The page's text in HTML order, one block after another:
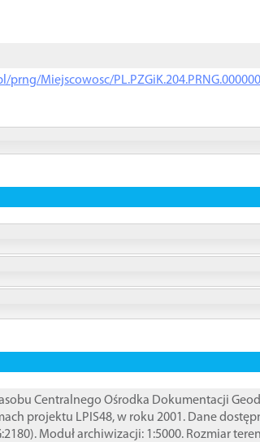
Miejscowosc/
Centralnego Ośrodka Dokumentacji
projektu LPIS48, w roku 2001. Dane
Moduł archiwizacji: 1:5000. Rozmiar